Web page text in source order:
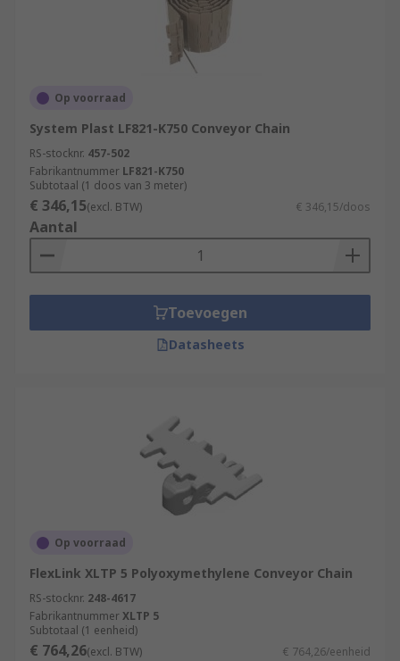
Op voorraad
System Plast LF821-K750 Conveyor Chain
RS-stocknr. 457-502
Fabrikantnummer LF821-K750
Subtotaal (1 doos van 3 meter)
€ 346,15(excl. BTW) € 346,15/doos
Aantal
Toevoegen
Datasheets
Op voorraad
FlexLink XLTP 5 Polyoxymethylene Conveyor Chain
RS-stocknr. 248-4617
FabrikantnummerXLTP 5
Subtotaal (1 eenheid)
€ 764,26(excl. BTW) € 764,26/eenheid